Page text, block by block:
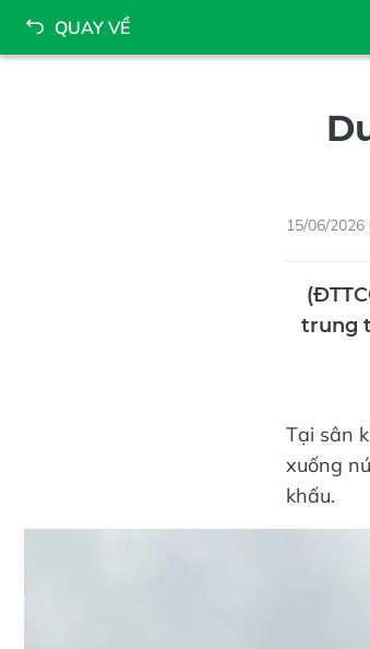
QUAY VỀ
15/06/2026
trung
Tại sân
xuống
khấu.